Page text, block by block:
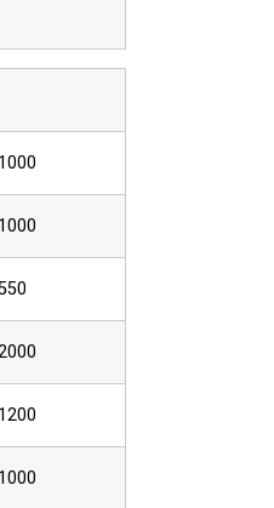
1000
1000
1200
1000